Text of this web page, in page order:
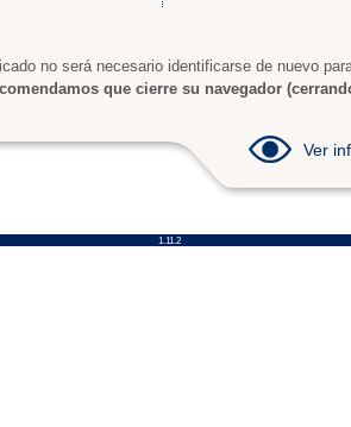
no será necesario identificarse de nuevo
que cierre su navegador
Ver
1.11.2